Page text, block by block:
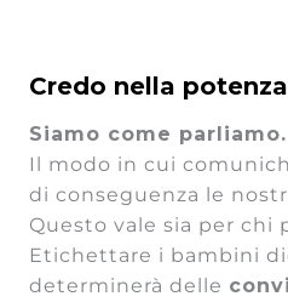
Credo nella
Siamo come parliamo.
Il modo in cui
di conseguenza le
Questo vale sia per chi
Etichettare i bambini
determinerà delle